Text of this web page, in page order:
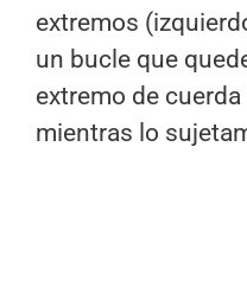
extremos
un bucle que
extremo de
mientras lo